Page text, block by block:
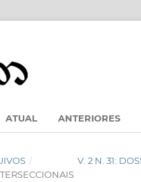
ATUAL ANTERIORES
/ V. 2 N. 31: